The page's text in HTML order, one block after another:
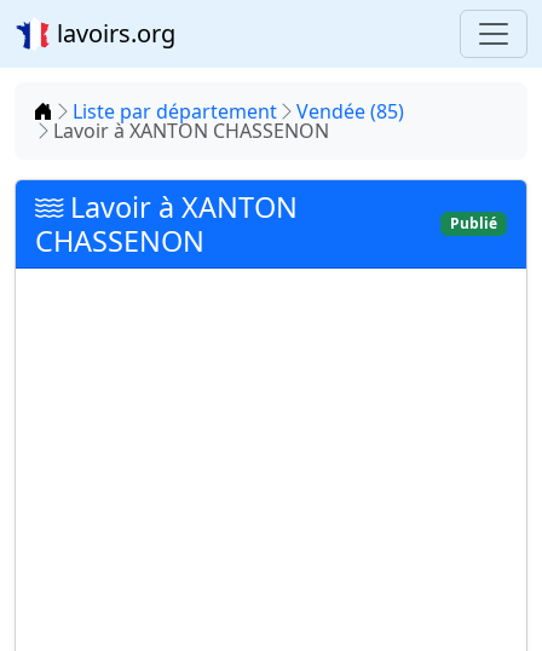
lavoirs.org
Accueil
Liste par département Vendée (85)
Lavoir à XANTON CHASSENON
Lavoir à XANTON
CHASSENON
Publié